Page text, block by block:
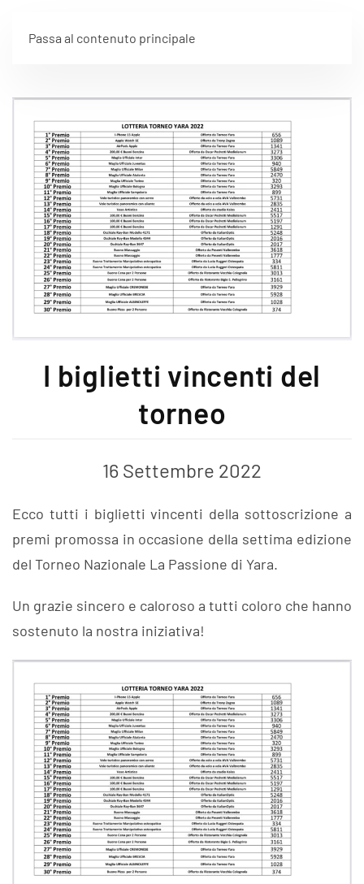
Passa al contenuto principale
I biglietti vincenti del
torneo
16 Settembre 2022
Ecco tutti i biglietti vincenti della sottoscrizione a
premi promossa in occasione della settima edizione
del Torneo Nazionale La Passione di Yara.
Un grazie sincero e caloroso a tutti coloro che hanno
sostenuto la nostra iniziativa!